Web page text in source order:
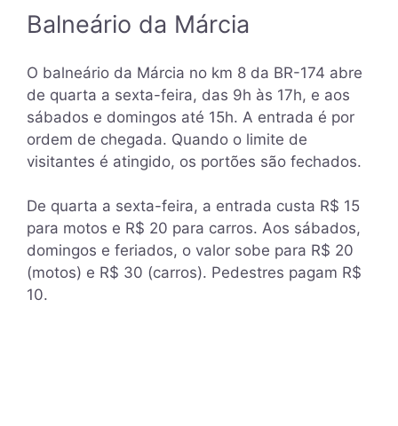
Balneário da Márcia
O balneário da Márcia no km 8 da BR-174 abre
de quarta a sexta-feira, das 9h às 17h, e aos
sábados e domingos até 15h. A entrada é por
ordem de chegada. Quando o limite de
visitantes é atingido, os portões são fechados.
De quarta a sexta-feira, a entrada custa R$ 15
para motos e R$ 20 para carros. Aos sábados,
domingos e feriados, o valor sobe para R$ 20
(motos) e R$ 30 (carros). Pedestres pagam R$
10.